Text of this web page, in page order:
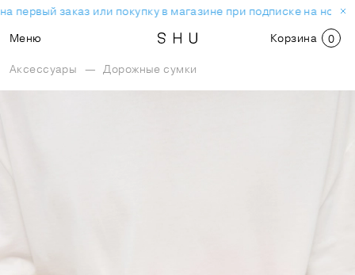
первый заказ или покупку в магазине при подписке на
Меню
Корзина 0
Аксессуары — Дорожные сумки